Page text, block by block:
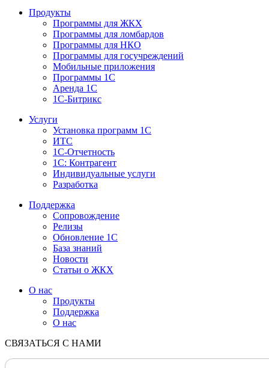
Продукты
Программы для ЖКХ
Программы для ломбардов
Программы для НКО
Программы для госучреждений
Мобильные приложения
Программы 1С
Аренда 1С
1С-Битрикс
Услуги
Установка программ 1С
ИТС
1С-Отчетность
1С: Контрагент
Индивидуальные услуги
Разработка
Поддержка
Сопровождение
Релизы
Обновление 1С
База знаний
Новости
Статьи о ЖКХ
О нас
Продукты
Поддержка
О нас
СВЯЗАТЬСЯ С НАМИ